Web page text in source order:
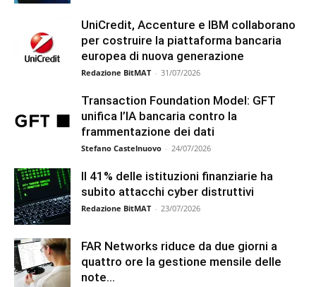
UniCredit, Accenture e IBM collaborano
per costruire la piattaforma bancaria
europea di nuova generazione
Redazione BitMAT - 31/07/2026
Transaction Foundation Model: GFT
unifica l’IA bancaria contro la
frammentazione dei dati
Stefano Castelnuovo - 24/07/2026
Il 41% delle istituzioni finanziarie ha
subito attacchi cyber distruttivi
Redazione BitMAT - 23/07/2026
FAR Networks riduce da due giorni a
quattro ore la gestione mensile delle
note...